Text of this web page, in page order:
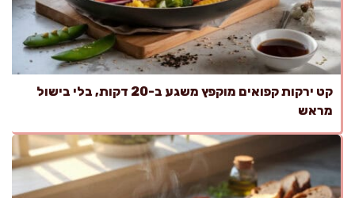
קט ירקות קפואים מוקפץ משגע ב-20 דקות, בלי בישול
מראש